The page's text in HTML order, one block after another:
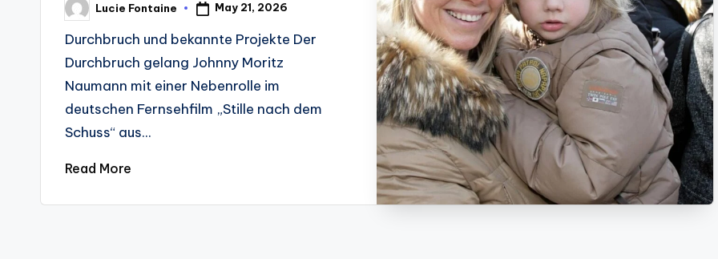
Posted
by
Lucie Fontaine May 21, 2026
Durchbruch und bekannte Projekte Der
Durchbruch gelang Johnny Moritz
Naumann mit einer Nebenrolle im
deutschen Fernsehfilm „Stille nach dem
Schuss“ aus...
Read More